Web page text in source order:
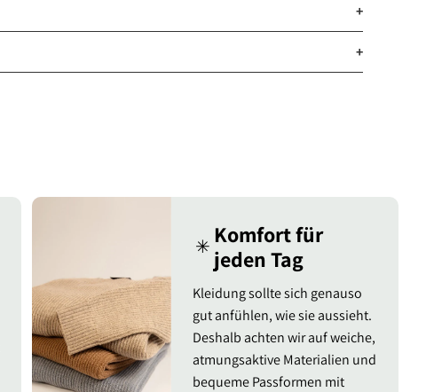
+
+
✳︎ Komfort für
jeden Tag
Kleidung sollte sich genauso
gut anfühlen, wie sie aussieht.
Deshalb achten wir auf weiche,
atmungsaktive Materialien und
bequeme Passformen mit